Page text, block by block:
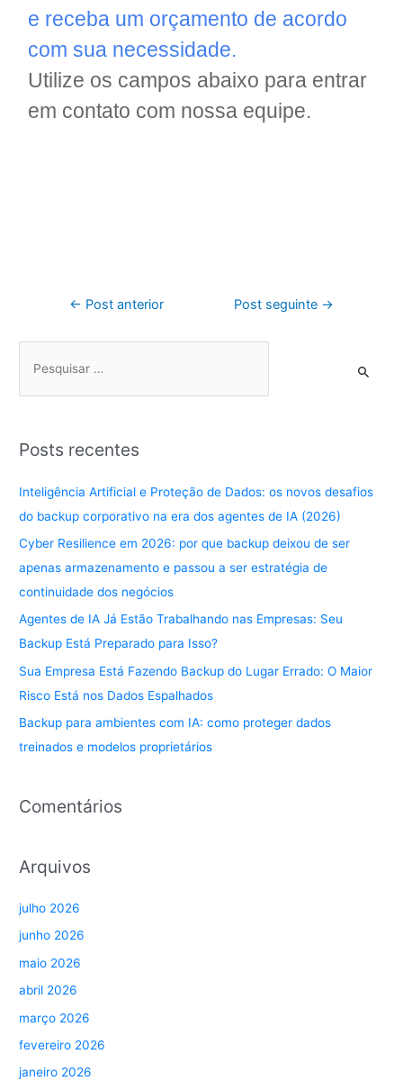
e receba um orçamento de acordo
com sua necessidade.
Utilize os campos abaixo para entrar
em contato com nossa equipe.
← Post anterior Post seguinte →
Posts recentes
Inteligência Artificial e Proteção de Dados: os novos desafios
do backup corporativo na era dos agentes de IA (2026)
Cyber Resilience em 2026: por que backup deixou de ser
apenas armazenamento e passou a ser estratégia de
continuidade dos negócios
Agentes de IA Já Estão Trabalhando nas Empresas: Seu
Backup Está Preparado para Isso?
Sua Empresa Está Fazendo Backup do Lugar Errado: O Maior
Risco Está nos Dados Espalhados
Backup para ambientes com IA: como proteger dados
treinados e modelos proprietários
Comentários
Arquivos
julho 2026
junho 2026
maio 2026
abril 2026
março 2026
fevereiro 2026
janeiro 2026